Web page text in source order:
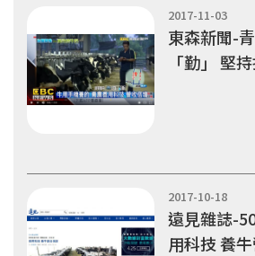
2017-11-03
東森新聞-
「勤」 堅
2017-10-18
遠見雜誌-
用科技 養